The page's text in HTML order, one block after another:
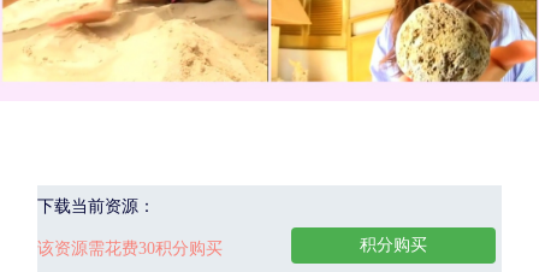
下载当前资源：
该资源需花费30积分购买 积分购买